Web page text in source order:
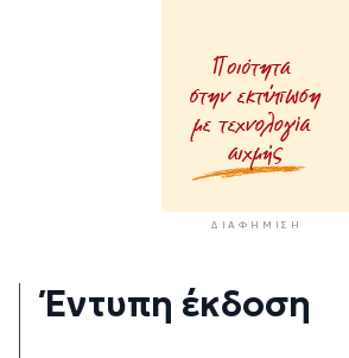
ΔΙΑΦΉΜΙΣΗ
Έντυπη έκδοση